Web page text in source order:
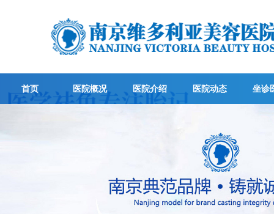
首页 医院概况 医院介绍 医院动态 坐诊